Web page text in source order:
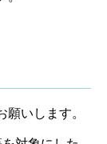
いします。